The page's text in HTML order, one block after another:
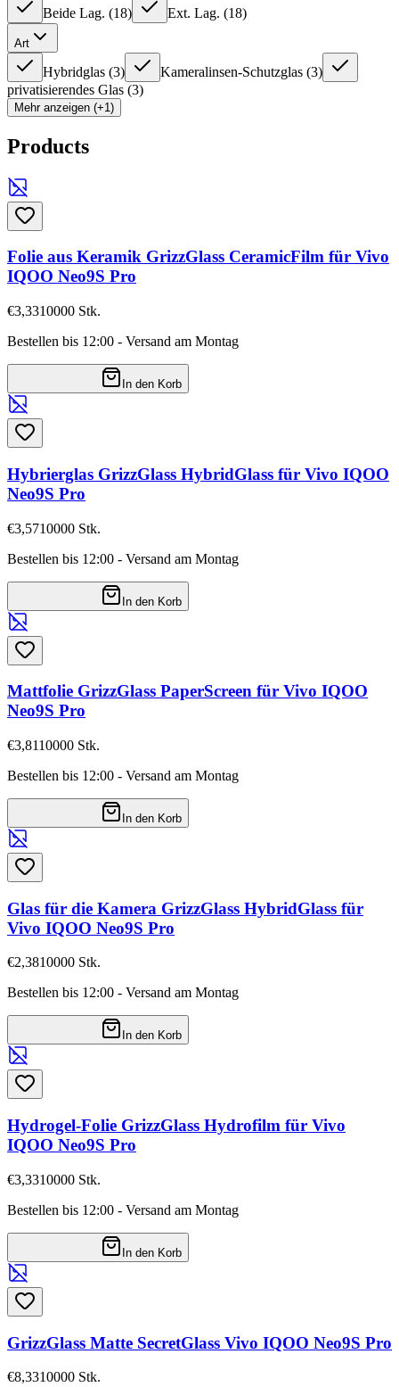
Beide Lag. (18) Ext. Lag. (18)
Art
Hybridglas (3) Kameralinsen-Schutzglas (3)
privatisierendes Glas (3)
Mehr anzeigen (+1)
Products
Folie aus Keramik GrizzGlass CeramicFilm für Vivo
IQOO Neo9S Pro
€3,3310000 Stk.
Bestellen bis 12:00 - Versand am Montag
In den Korb
Hybrierglas GrizzGlass HybridGlass für Vivo IQOO
Neo9S Pro
€3,5710000 Stk.
Bestellen bis 12:00 - Versand am Montag
In den Korb
Mattfolie GrizzGlass PaperScreen für Vivo IQOO
Neo9S Pro
€3,8110000 Stk.
Bestellen bis 12:00 - Versand am Montag
In den Korb
Glas für die Kamera GrizzGlass HybridGlass für
Vivo IQOO Neo9S Pro
€2,3810000 Stk.
Bestellen bis 12:00 - Versand am Montag
In den Korb
Hydrogel-Folie GrizzGlass Hydrofilm für Vivo
IQOO Neo9S Pro
€3,3310000 Stk.
Bestellen bis 12:00 - Versand am Montag
In den Korb
GrizzGlass Matte SecretGlass Vivo IQOO Neo9S Pro
€8,3310000 Stk.